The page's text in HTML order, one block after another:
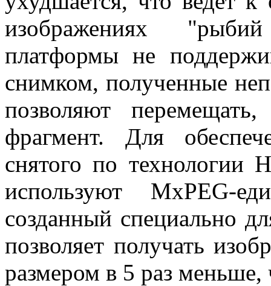
изображениях
платформы не
снимком, полученные
позволяют
фрагмент. Для
снятого по технологии
используют MxPEG-
созданный специально
позволяет получать
размером в 5 раз